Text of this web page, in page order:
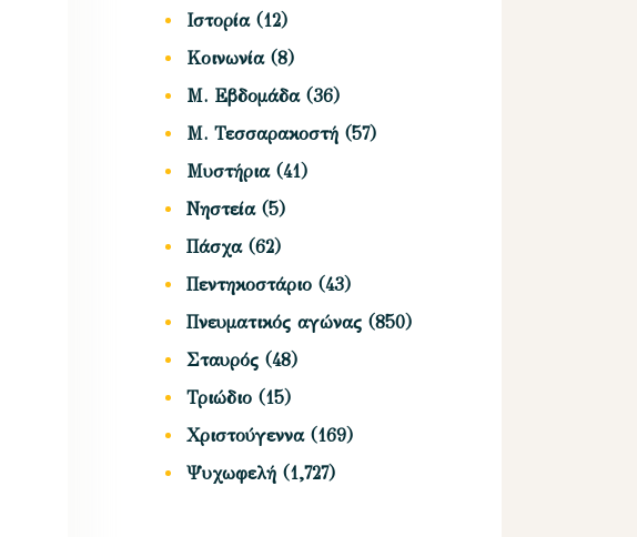
Ιστορία(12)
Κοινωνία(8)
Μ. Εβδομάδα(36)
Μ. Τεσσαρακοστή (57)
Μυστήρια(41)
Νηστεία(5)
Πάσχα(62)
Πεντηκοστάριο (43)
Πνευματικός αγώνας (850)
Σταυρός (48)
Τριώδιο (15)
Χριστούγεννα(169)
Ψυχωφελή (1,727)